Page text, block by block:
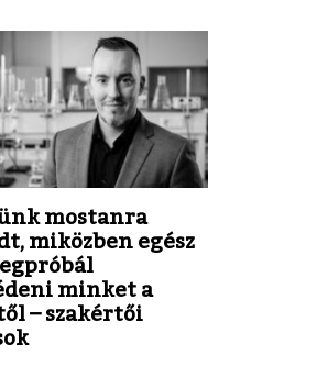
mostanra
miközben egész
minket a
– szakértői